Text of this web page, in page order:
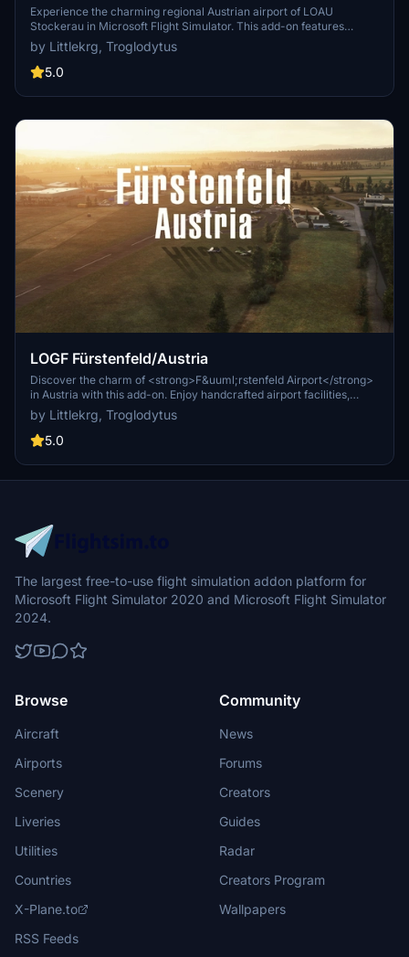
Experience the charming regional Austrian airport of LOAU
Stockerau in Microsoft Flight Simulator. This add-on features
detailed scenery and lifelike objects from the libraries of Dave and
Mikea.at, creating a vibrant aviation environment. Dont forget to
install the required object libraries for the full experience.
by Littlekrg, Troglodytus
5.0
LOGF Fürstenfeld/Austria
Discover the charm of <strong>F&uuml;rstenfeld Airport</strong>
in Austria with this add-on. Enjoy handcrafted airport facilities,
realistic night lighting, and accurate elevation data. Immerse
yourself in the scenic surroundings of Styrian Vineyards and
neighboring industries. Simply drag and install to enhance your
by Littlekrg, Troglodytus
5.0
The largest free-to-use flight simulation addon platform for
Microsoft Flight Simulator 2020 and Microsoft Flight Simulator
2024.
Browse
Aircraft
Airports
Scenery
Liveries
Utilities
Countries
X-Plane.to
RSS Feeds
Community
News
Forums
Creators
Guides
Radar
Creators Program
Wallpapers